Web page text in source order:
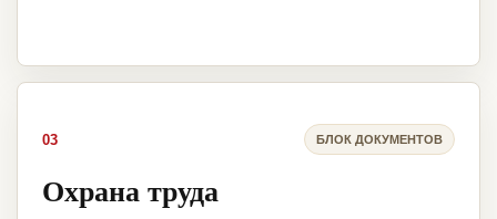
03 БЛОК ДОКУМЕНТОВ
Охрана труда